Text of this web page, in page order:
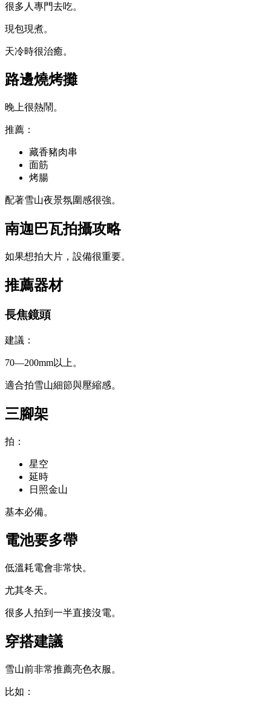
很多人專門去吃。
現包現煮。
天冷時很治癒。
路邊燒烤攤
晚上很熱鬧。
推薦：
藏香豬肉串
面筋
烤腸
配著雪山夜景氛圍感很強。
南迦巴瓦拍攝攻略
如果想拍大片，設備很重要。
推薦器材
長焦鏡頭
建議：
70—200mm以上。
適合拍雪山細節與壓縮感。
三腳架
拍：
星空
延時
日照金山
基本必備。
電池要多帶
低溫耗電會非常快。
尤其冬天。
很多人拍到一半直接沒電。
穿搭建議
雪山前非常推薦亮色衣服。
比如：